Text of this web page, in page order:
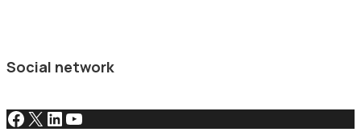
Social network
Facebook
X LinkedIn
YouTube